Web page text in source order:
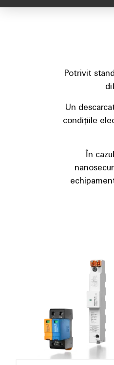
Potrivit
Un
condițiile
În